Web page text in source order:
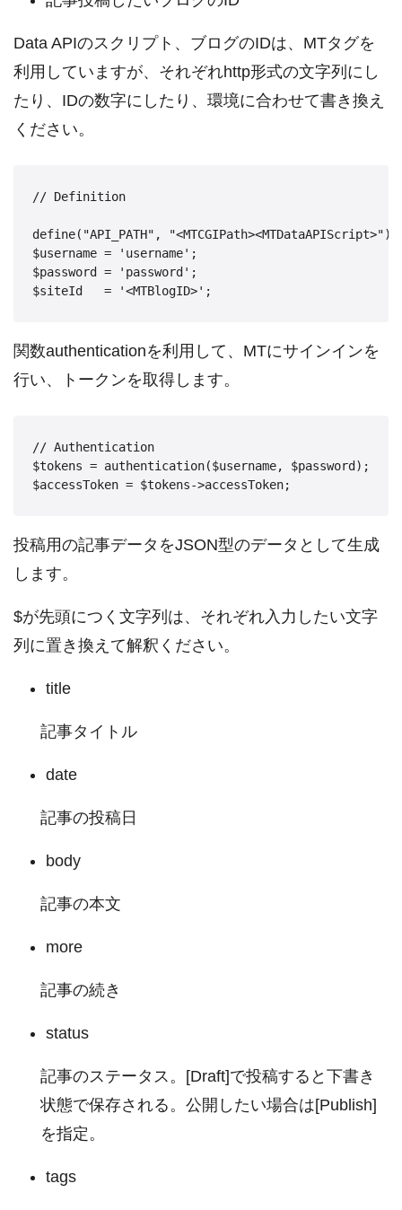
Data APIのスクリプト、ブログのIDは、MTタグを
利用していますが、それぞれhttp形式の文字列にし
たり、IDの数字にしたり、環境に合わせて書き換え
ください。
// Definition
define("API_PATH", "<MTCGIPath><MTDataAPIScript>");
$username = 'username';
$password = 'password';
関数authenticationを利用して、MTにサインインを
行い、トークンを取得します。
// Authentication
$tokens = authentication($username, $password);
投稿用の記事データをJSON型のデータとして生成
します。
$が先頭につく文字列は、それぞれ入力したい文字
列に置き換えて解釈ください。
title
記事タイトル
date
記事の投稿日
body
記事の本文
more
記事の続き
status
記事のステータス。[Draft]で投稿すると下書き
状態で保存される。公開したい場合は[Publish]
を指定。
tags